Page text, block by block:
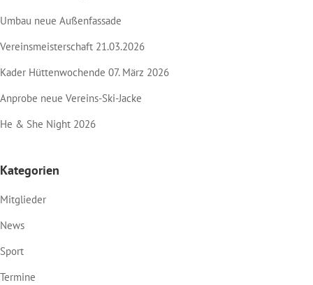
Umbau neue Außenfassade
Vereinsmeisterschaft 21.03.2026
Kader Hüttenwochende 07. März 2026
Anprobe neue Vereins-Ski-Jacke
He & She Night 2026
Kategorien
Mitglieder
News
Sport
Termine